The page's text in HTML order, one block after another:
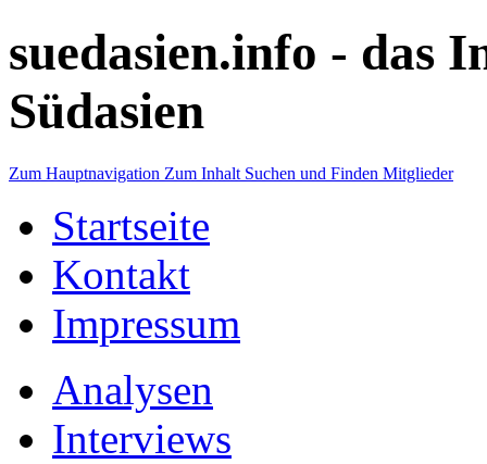
suedasien.info - das
Südasien
Zum Hauptnavigation Zum Inhalt Suchen und Finden Mitglieder
Startseite
Kontakt
Impressum
Analysen
Interviews